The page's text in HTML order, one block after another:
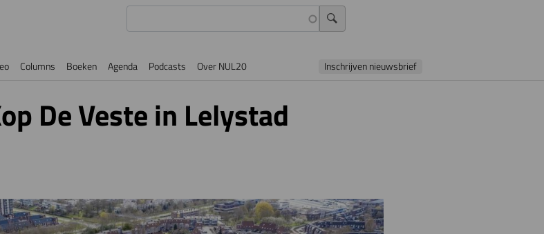
Columns Boeken Agenda Podcasts Over NUL20 Inschrijven nieuwsbrief
De Veste in Lelystad